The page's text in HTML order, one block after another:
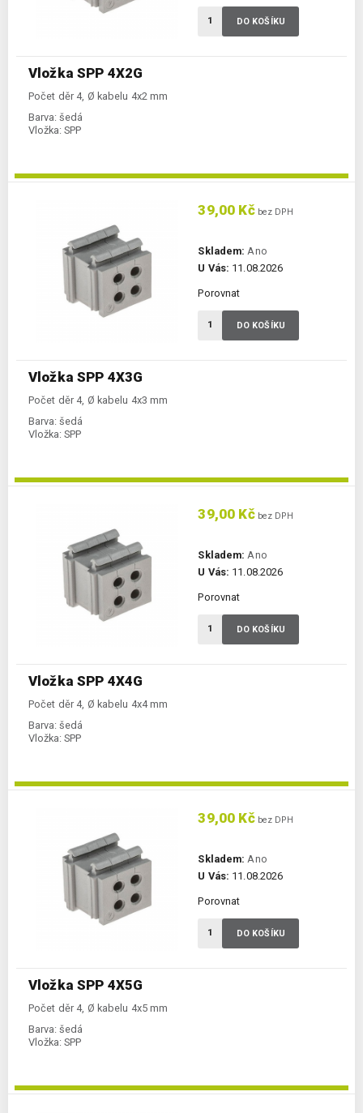
Vložka SPP 4X2G
Počet děr 4, Ø kabelu 4x2 mm
Barva: šedá
Vložka: SPP
DO KOŠÍKU
Vložka SPP 4X3G
Počet děr 4, Ø kabelu 4x3 mm
Barva: šedá
Vložka: SPP
39,00 Kčbez DPH
Skladem: Ano
U Vás: 11.08.2026
Porovnat
DO KOŠÍKU
Vložka SPP 4X4G
Počet děr 4, Ø kabelu 4x4 mm
Barva: šedá
Vložka: SPP
39,00 Kčbez DPH
Skladem: Ano
U Vás: 11.08.2026
Porovnat
DO KOŠÍKU
Vložka SPP 4X5G
Počet děr 4, Ø kabelu 4x5 mm
Barva: šedá
Vložka: SPP
39,00 Kčbez DPH
Skladem: Ano
U Vás: 11.08.2026
Porovnat
DO KOŠÍKU